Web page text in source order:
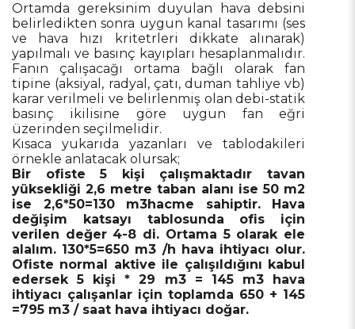
Ortamda gereksinim duyulan hava debsini
belirledikten sonra uygun kanal tasarımı (ses
ve hava hızı kritetrleri dikkate alınarak)
yapılmalı ve basınç kayıpları hesaplanmalıdır.
Fanın çalışacağı ortama bağlı olarak fan
tipine (aksiyal, radyal, çatı, duman tahliye vb)
karar verilmeli ve belirlenmiş olan debi-statik
basınç ikilisine göre uygun fan eğri
üzerinden seçilmelidir.
Kısaca yukarıda yazanları ve tablodakileri
örnekle anlatacak olursak;
Bir ofiste 5 kişi çalışmaktadır tavan
yüksekliği 2,6 metre taban alanı ise 50 m2
ise 2,6*50=130 m3hacme sahiptir. Hava
değişim katsayı tablosunda ofis için
verilen değer 4-8 di. Ortama 5 olarak ele
alalım. 130*5=650 m3 /h hava ihtiyacı olur.
Ofiste normal aktive ile çalışıldığını kabul
edersek 5 kişi * 29 m3 = 145 m3 hava
ihtiyacı çalışanlar için toplamda 650 + 145
=795 m3 / saat hava ihtiyacı doğar.